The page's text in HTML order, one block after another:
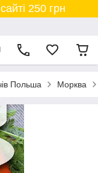
250 грн
Польша Морква